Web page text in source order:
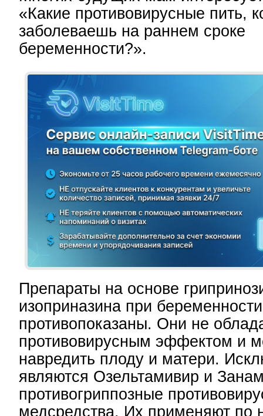
«Какие противовирусные пить,
заболеваешь на раннем сроке
беременности?».
Препараты на основе
изоприназина при беременности
противопоказаны. Они не
противовирусным эффектом и
навредить плоду и матери.
являются Озельтамивир и
противогриппозные
медсредства. Их применяют по